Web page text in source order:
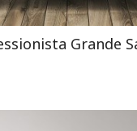
Grande